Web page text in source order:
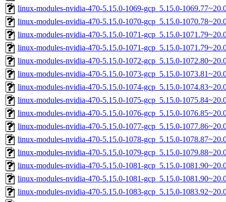
linux-modules-nvidia-470-5.15.0-1069-gcp_5.15.0-
linux-modules-nvidia-470-5.15.0-1070-gcp_5.15.0-
linux-modules-nvidia-470-5.15.0-1071-gcp_5.15.0-
linux-modules-nvidia-470-5.15.0-1071-gcp_5.15.0-
linux-modules-nvidia-470-5.15.0-1072-gcp_5.15.0-
linux-modules-nvidia-470-5.15.0-1073-gcp_5.15.0-
linux-modules-nvidia-470-5.15.0-1074-gcp_5.15.0-
linux-modules-nvidia-470-5.15.0-1075-gcp_5.15.0-
linux-modules-nvidia-470-5.15.0-1076-gcp_5.15.0-
linux-modules-nvidia-470-5.15.0-1077-gcp_5.15.0-
linux-modules-nvidia-470-5.15.0-1078-gcp_5.15.0-
linux-modules-nvidia-470-5.15.0-1079-gcp_5.15.0-
linux-modules-nvidia-470-5.15.0-1081-gcp_5.15.0-
linux-modules-nvidia-470-5.15.0-1081-gcp_5.15.0-
linux-modules-nvidia-470-5.15.0-1083-gcp_5.15.0-